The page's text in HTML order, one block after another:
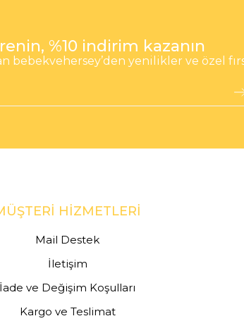
%10 indirim kazanın
yenilikler ve özel
HİZMETLERİ
Mail Destek
İletişim
İade ve Değişim Koşulları
Kargo ve Teslimat